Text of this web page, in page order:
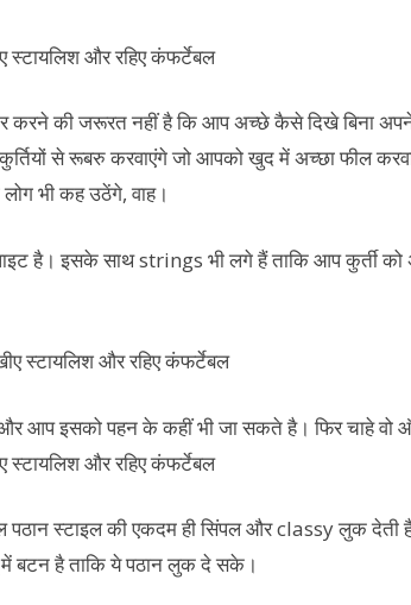
की जरूरत नहीं है कि आप अच्छे कैसे दिखे बिना
से रूबरु करवाएंगे जो आपको खुद में अच्छा फील
भी कह उठेंगे, वाह।
है। इसके साथ strings भी लगे हैं ताकि आप कुर्ती
आप इसको पहन के कहीं भी जा सकते है। फिर चाहे वो
पठान स्टाइल की एकदम ही सिंपल और classy लुक
में बटन है ताकि ये पठान लुक दे सके।